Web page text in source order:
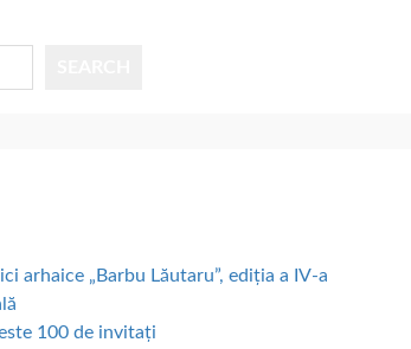
arhaice „Barbu Lăutaru”, ediția a IV-a
100 de invitați